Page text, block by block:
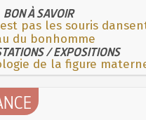
BON À SAVOIR
pas les souris
du bonhomme
/ EXPOSITIONS
de la figure